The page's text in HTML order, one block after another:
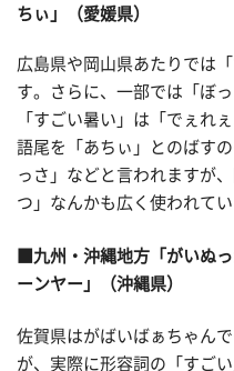
ちぃ」（愛媛県）
広島県や岡山県あたりでは
す。さらに、一部では「ぼ
「すごい暑い」は「でぇれ
語尾を「あちぃ」とのばす
っさ」などと言われますが
つ」なんかも広く使われてい
■九州・沖縄地方「がいぬ
ーンヤー」（沖縄県）
佐賀県はがばいばぁちゃん
が、実際に形容詞の「すご